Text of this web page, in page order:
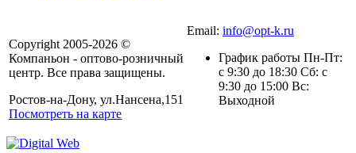
Copyright 2005-2026 ©
Компаньон - оптово-розничный
центр. Все права защищены.
Ростов-на-Дону, ул.Нансена,151
Посмотреть на карте
Email: info@opt-k.ru
График работы Пн-Пт:
с 9:30 до 18:30 Сб: с
9:30 до 15:00 Вс:
Выходной